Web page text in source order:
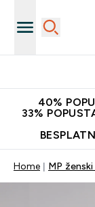
40%
33%
Home MP